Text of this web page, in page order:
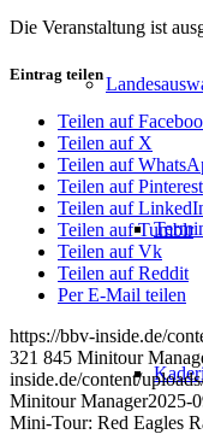
Die Veranstaltung ist
Eintrag teilen
Teilen auf
Teilen auf X
Teilen auf
Teilen auf Pinterest
Teilen auf
Teilen auf Tumblr
Teilen auf Vk
Teilen auf Reddit
Per E-Mail teilen
https://bbv-inside.de/
321 845 Minitour
inside.de/content/
Minitour Manager2025-
Mini-Tour: Red Eagles